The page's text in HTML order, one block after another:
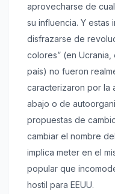
aprovecharse de
su influencia. Y estas
disfrazarse de
colores” (en
país) no fueron
caracterizaron por la
abajo o de
propuestas de
cambiar el nombre
implica meter en el
popular que
hostil para EEUU.